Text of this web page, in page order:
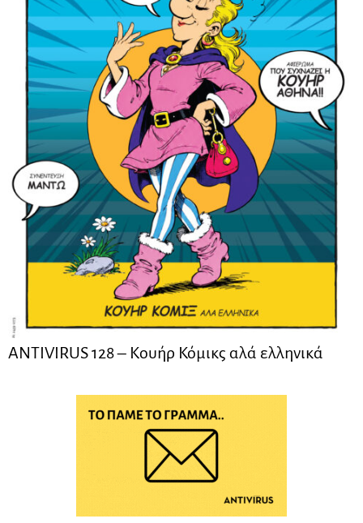
ANTIVIRUS 128 – Kουήρ Κόμικς αλά ελληνικά